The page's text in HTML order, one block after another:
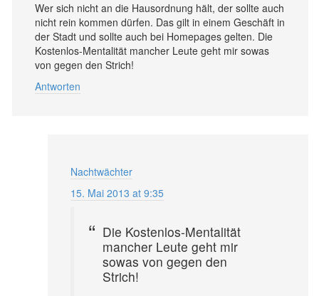
Wer sich nicht an die Hausordnung hält, der sollte auch
nicht rein kommen dürfen. Das gilt in einem Geschäft in
der Stadt und sollte auch bei Homepages gelten. Die
Kostenlos-Mentalität mancher Leute geht mir sowas
von gegen den Strich!
Antworten
Nachtwächter
15. Mai 2013 at 9:35
Die Kostenlos-Mentalität
mancher Leute geht mir
sowas von gegen den
Strich!